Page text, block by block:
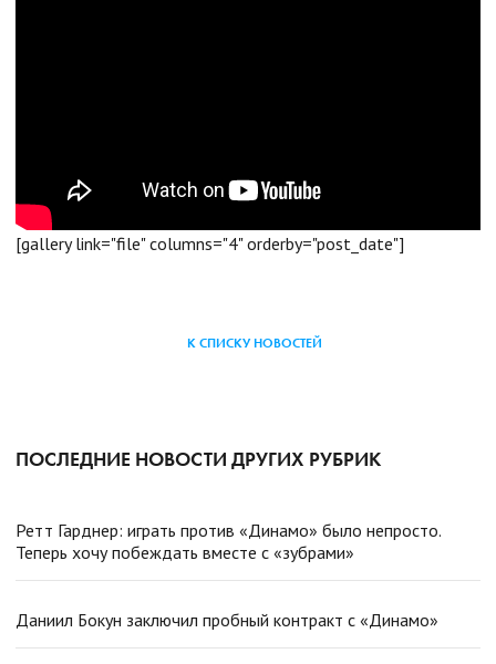
[gallery link="file" columns="4" orderby="post_date"]
К СПИСКУ НОВОСТЕЙ
ПОСЛЕДНИЕ НОВОСТИ ДРУГИХ РУБРИК
Ретт Гарднер: играть против «Динамо» было непросто.
Теперь хочу побеждать вместе с «зубрами»
Даниил Бокун заключил пробный контракт с «Динамо»